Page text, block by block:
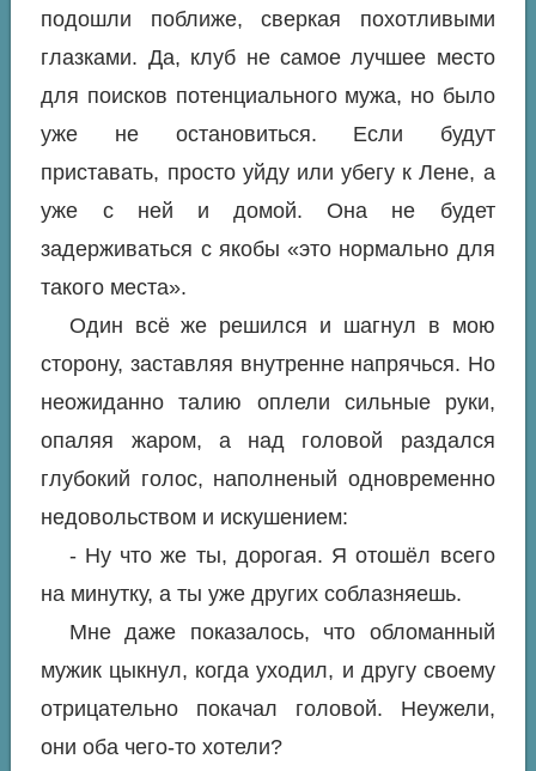
подошли поближе, сверкая похотливыми
глазками. Да, клуб не самое лучшее место
для поисков потенциального мужа, но было
уже не остановиться. Если будут
приставать, просто уйду или убегу к Лене, а
уже с ней и домой. Она не будет
задерживаться с якобы «это нормально для
такого места».
Один всё же решился и шагнул в мою
сторону, заставляя внутренне напрячься. Но
неожиданно талию оплели сильные руки,
опаляя жаром, а над головой раздался
глубокий голос, наполненый одновременно
недовольством и искушением:
- Ну что же ты, дорогая. Я отошёл всего
на минутку, а ты уже других соблазняешь.
Мне даже показалось, что обломанный
мужик цыкнул, когда уходил, и другу своему
отрицательно покачал головой. Неужели,
они оба чего-то хотели?